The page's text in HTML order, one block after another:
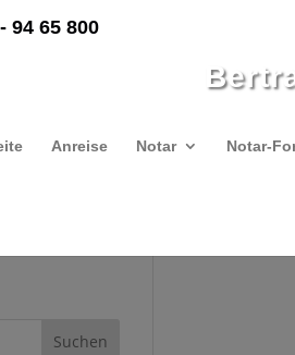
94 65 800
Anreise Notar Notar-